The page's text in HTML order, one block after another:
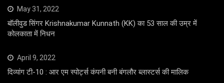
May 31, 2022
बॉलीवुड सिंगर Krishnakumar Kunnath (KK) का 53 साल की उम्र में
कोलकाता में निधन
April 9, 2022
दिव्यांग टी-10 : आर एम स्पोर्ट्स कंपनी बनी बंगलौर ब्लास्टर्स की मालिक